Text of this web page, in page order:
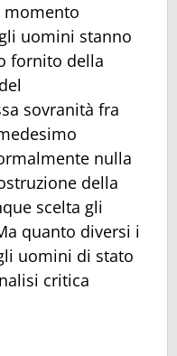
momento
uomini stanno
fornito della
sovranità fra
nulla
della
scelta gli
quanto diversi i
uomini di stato
critica